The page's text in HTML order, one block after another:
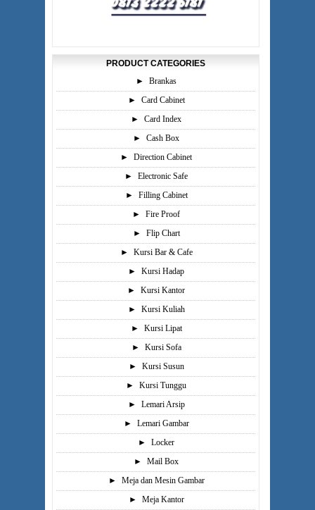
PRODUCT CATEGORIES
►
Brankas
►
Card Cabinet
►
Card Index
►
Cash Box
►
Direction Cabinet
►
Electronic Safe
►
Filling Cabinet
►
Fire Proof
►
Flip Chart
►
Kursi Bar & Cafe
►
Kursi Hadap
►
Kursi Kantor
►
Kursi Kuliah
►
Kursi Lipat
►
Kursi Sofa
►
Kursi Susun
►
Kursi Tunggu
►
Lemari Arsip
►
Lemari Gambar
►
Locker
►
Mail Box
►
Meja dan Mesin Gambar
►
Meja Kantor